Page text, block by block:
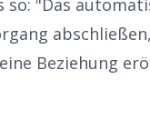
"Das
Beziehung